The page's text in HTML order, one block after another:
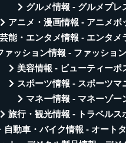
グルメ情報 - グルメプレ
アニメ・漫画情報 - アニメボ
芸能・エンタメ情報 - エンタメ
ァッション情報 - ファッショ
美容情報 - ビューティーポ
スポーツ情報 - スポーツマ
マネー情報 - マネーゾー
旅行・観光情報 - トラベルス
自動車・バイク情報 - オート